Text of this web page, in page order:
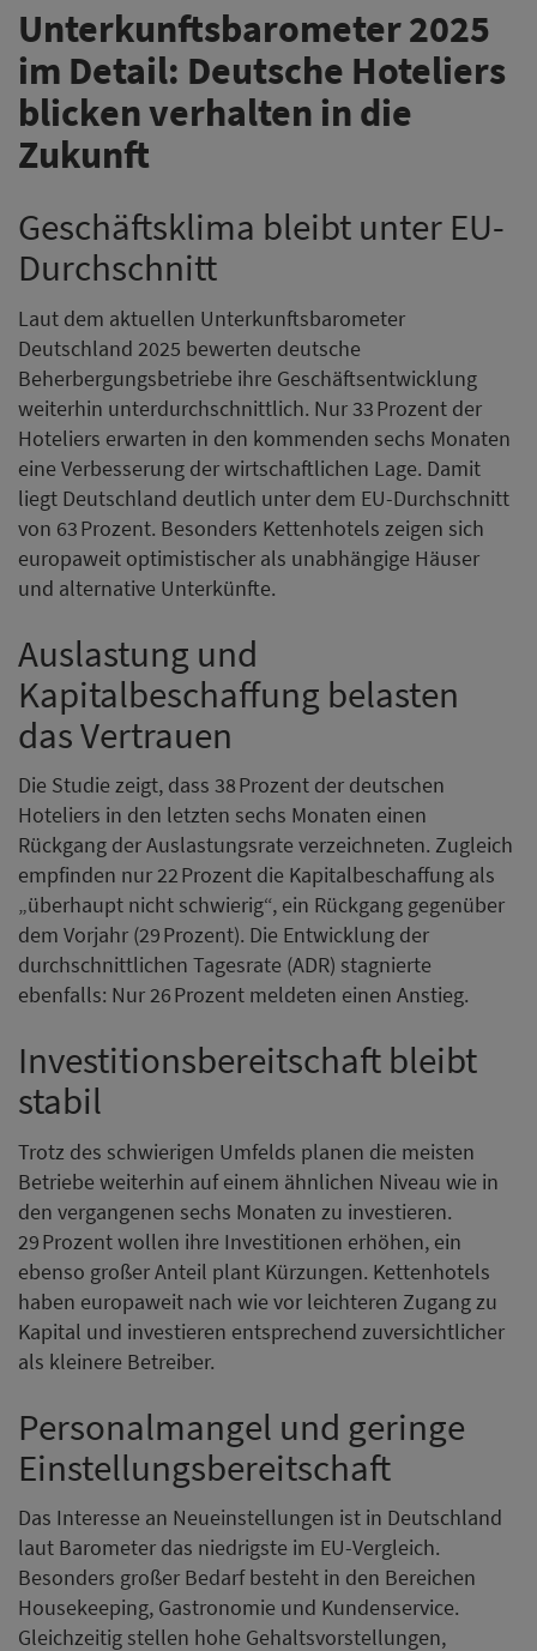
Unterkunftsbarometer 2025
im Detail: Deutsche Hoteliers
blicken verhalten in die
Zukunft
Geschäftsklima bleibt unter EU-
Durchschnitt
Laut dem aktuellen Unterkunftsbarometer
Deutschland 2025 bewerten deutsche
Beherbergungsbetriebe ihre Geschäftsentwicklung
weiterhin unterdurchschnittlich. Nur 33 Prozent der
Hoteliers erwarten in den kommenden sechs Monaten
eine Verbesserung der wirtschaftlichen Lage. Damit
liegt Deutschland deutlich unter dem EU-Durchschnitt
von 63 Prozent. Besonders Kettenhotels zeigen sich
europaweit optimistischer als unabhängige Häuser
und alternative Unterkünfte.
Auslastung und
Kapitalbeschaffung belasten
das Vertrauen
Die Studie zeigt, dass 38 Prozent der deutschen
Hoteliers in den letzten sechs Monaten einen
Rückgang der Auslastungsrate verzeichneten. Zugleich
empfinden nur 22 Prozent die Kapitalbeschaffung als
„überhaupt nicht schwierig“, ein Rückgang gegenüber
dem Vorjahr (29 Prozent). Die Entwicklung der
durchschnittlichen Tagesrate (ADR) stagnierte
ebenfalls: Nur 26 Prozent meldeten einen Anstieg.
Investitionsbereitschaft bleibt
stabil
Trotz des schwierigen Umfelds planen die meisten
Betriebe weiterhin auf einem ähnlichen Niveau wie in
den vergangenen sechs Monaten zu investieren.
29 Prozent wollen ihre Investitionen erhöhen, ein
ebenso großer Anteil plant Kürzungen. Kettenhotels
haben europaweit nach wie vor leichteren Zugang zu
Kapital und investieren entsprechend zuversichtlicher
als kleinere Betreiber.
Personalmangel und geringe
Einstellungsbereitschaft
Das Interesse an Neueinstellungen ist in Deutschland
laut Barometer das niedrigste im EU-Vergleich.
Besonders großer Bedarf besteht in den Bereichen
Housekeeping, Gastronomie und Kundenservice.
Gleichzeitig stellen hohe Gehaltsvorstellungen,